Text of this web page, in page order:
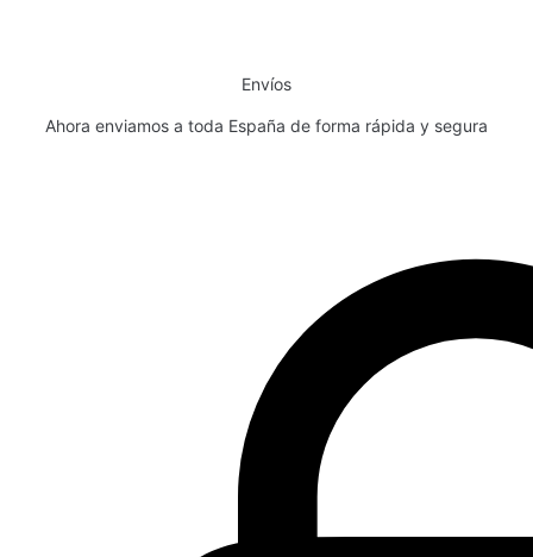
Envíos
Ahora enviamos a toda España de forma rápida y segura